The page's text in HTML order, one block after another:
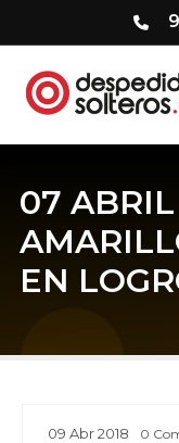
07
EN
09 Abr2018 0